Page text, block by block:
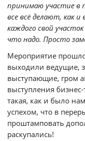
принимаю участие в
все всё делают, как
каждого свой
что надо. Просто
Мероприятие
выходили ведущие,
выступающие, гром
выступления
такая, как и было
успехом, что в
проштамповать
раскупались!